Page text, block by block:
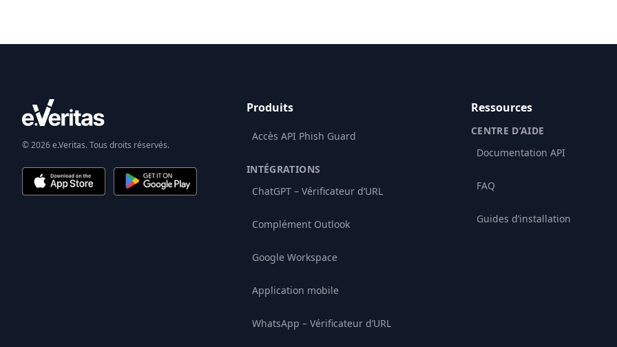
© 2026 e.Veritas. Tous droits réservés.
Produits
Accès API Phish Guard
INTÉGRATIONS
ChatGPT – Vérificateur d’URL
Complément Outlook
Google Workspace
Application mobile
WhatsApp – Vérificateur d’URL
Ressources
CENTRE D’AIDE
Documentation API
FAQ
Guides d’installation